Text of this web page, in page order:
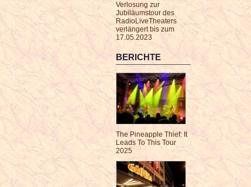
Verlosung zur
Jubiläumstour des
RadioLiveTheaters
verlängert bis zum
17.05.2023
BERICHTE
The Pineapple Thief: It
Leads To This Tour
2025